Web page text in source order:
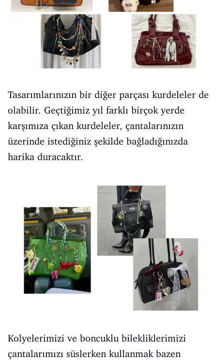
Tasarımlarınızın bir diğer parçası kurdeleler de
olabilir. Geçtiğimiz yıl farklı birçok yerde
karşımıza çıkan kurdeleler, çantalarınızın
üzerinde istediğiniz şekilde bağladığınızda
harika duracaktır.
Kolyelerimizi ve boncuklu bilekliklerimizi
çantalarımızı süslerken kullanmak bazen